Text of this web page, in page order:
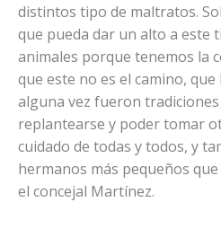
distintos tipo de maltratos.
que pueda dar un alto a este
animales porque tenemos la
que este no es el camino,
alguna vez fueron
replantearse y poder tomar
cuidado de todas y todos, y
hermanos más pequeños
el concejal Martínez.